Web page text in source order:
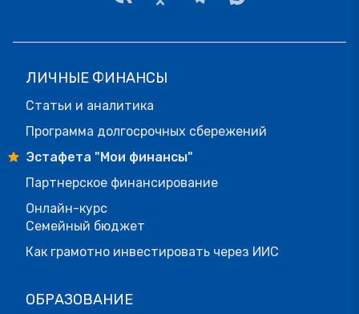
ЛИЧНЫЕ ФИНАНСЫ
Статьи и аналитика
Программа долгосрочных сбережений
Эстафета "Мои финансы"
Партнерское финансирование
Онлайн-курс
Семейный бюджет
Как грамотно инвестировать через ИИС
ОБРАЗОВАНИЕ